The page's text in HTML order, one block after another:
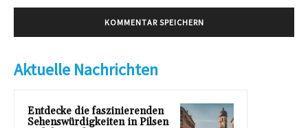
Aktuelle Nachrichten
Entdecke die faszinierenden
Sehenswürdigkeiten in Pilsen